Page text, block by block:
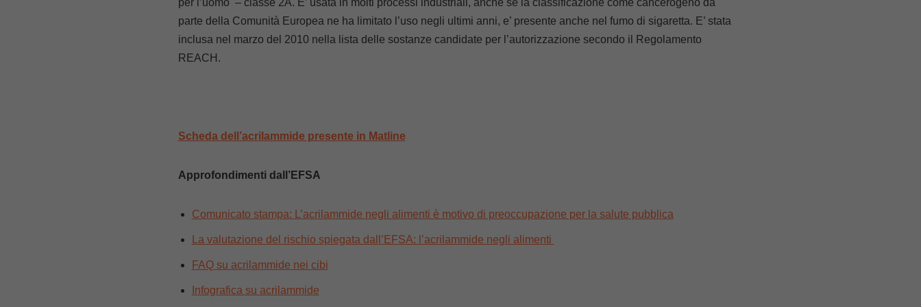
parte della Comunità Europea ne ha limitato l’uso negli ultimi anni, e’ presente anche nel fumo di sigaretta. E’ stata
inclusa nel marzo del 2010 nella lista delle sostanze candidate per l’autorizzazione secondo il Regolamento
REACH.
Scheda dell’acrilammide presente in Matline
Approfondimenti dall’EFSA
Comunicato stampa: L’acrilammide negli alimenti è motivo di preoccupazione per la salute pubblica
La valutazione del rischio spiegata dall’EFSA: l’acrilammide negli alimenti
FAQ su acrilammide nei cibi
Infografica su acrilammide